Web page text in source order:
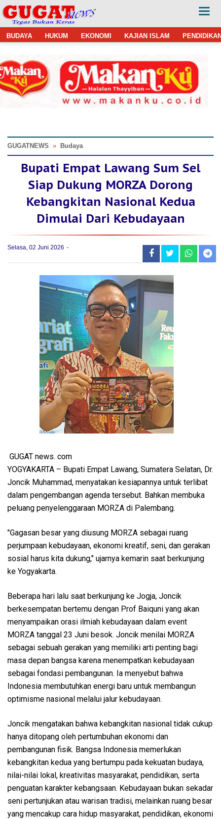
BUDAYA HUKUM EKONOMI KAJIAN ISLAM
GUGATNEWS » Budaya
Bupati Empat Lawang Sum Sel
Siap Dukung MORZA Dorong
Kebangkitan Nasional Kedua
Dimulai Dari Kebudayaan
Selasa, 02 Juni 2026
GUGAT news. com
YOGYAKARTA – Bupati Empat Lawang, Sumatera Selatan, Dr.
Joncik Muhammad, menyatakan kesiapannya untuk terlibat
dalam pengembangan agenda tersebut. Bahkan membuka
peluang penyelenggaraan MORZA di Palembang.
"Gagasan besar yang diusung MORZA sebagai ruang
perjumpaan kebudayaan, ekonomi kreatif, seni, dan gerakan
sosial harus kita dukung," ujarnya kemarin saat berkunjung
ke Yogyakarta.
Beberapa hari lalu saat berkunjung ke Jogja, Joncik
berkesempatan bertemu dengan Prof Baiquni yang akan
menyampaikan orasi ilmiah kebudayaan dalam event
MORZA tanggal 23 Juni besok. Joncik menilai MORZA
sebagai sebuah gerakan yang memiliki arti penting bagi
masa depan bangsa karena menempatkan kebudayaan
sebagai fondasi pembangunan. Ia menyebut bahwa
Indonesia membutuhkan energi baru untuk membangun
optimisme nasional melalui jalur kebudayaan.
Joncik mengatakan bahwa kebangkitan nasional tidak cukup
hanya ditopang oleh pertumbuhan ekonomi dan
pembangunan fisik. Bangsa Indonesia memerlukan
kebangkitan kedua yang bertumpu pada kekuatan budaya,
nilai-nilai lokal, kreativitas masyarakat, pendidikan, serta
penguatan karakter kebangsaan. Kebudayaan bukan sekadar
seni pertunjukan atau warisan tradisi, melainkan ruang besar
yang mencakup cara hidup masyarakat, pendidikan, ekonomi